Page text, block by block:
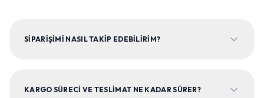
SIPARIŞIMI NASIL TAKIP EDEBILIRIM?
KARGO SÜRECI VE TESLIMAT NE KADAR SÜRER?